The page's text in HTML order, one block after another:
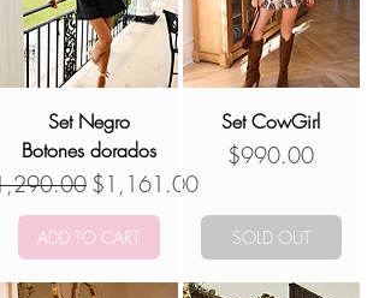
Set Negro
Botones dorados
Precio de oferta
$1,161.00
ADD TO CART
Set CowGirl
Precio
$990.00
SOLD OUT